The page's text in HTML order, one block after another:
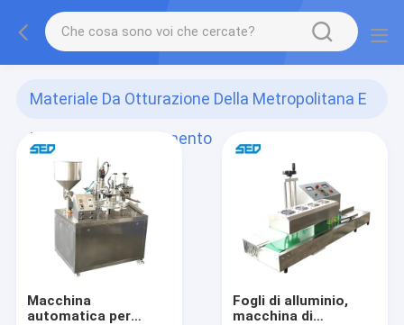
Materiale Da Otturazione Della Metropolitana E
Macchina Di Sigillamento
(40)
Macchina
automatica per
Fogli di alluminio,
macchina di